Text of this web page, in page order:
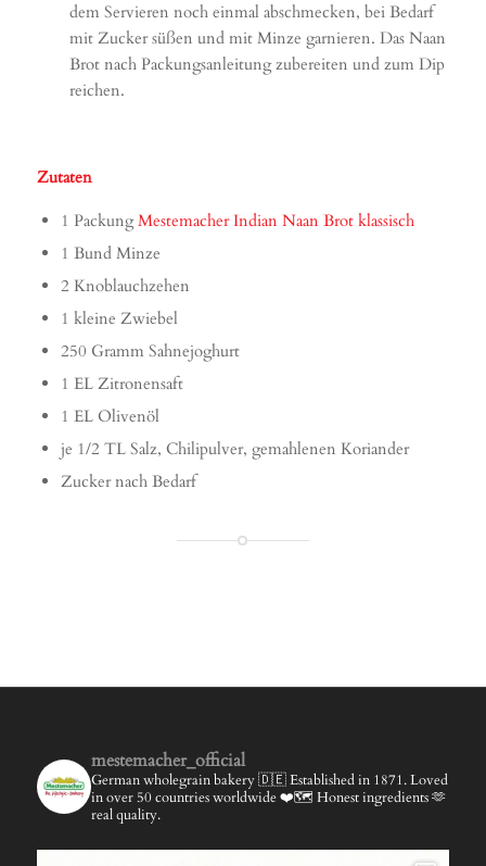
dem Servieren noch einmal abschmecken, bei Bedarf
mit Zucker süßen und mit Minze garnieren. Das Naan
Brot nach Packungsanleitung zubereiten und zum Dip
reichen.
Zutaten
1 PackungMestemacher Indian Naan Brot klassisch
1 Bund Minze
2 Knoblauchzehen
1 kleine Zwiebel
250 Gramm Sahnejoghurt
1 EL Zitronensaft
1 EL Olivenöl
je 1/2 TL Salz, Chilipulver, gemahlenen Koriander
Zucker nach Bedarf
mestemacher_official
German wholegrain bakery 🇩🇪Established in 1871.Loved
in over 50 countries worldwide ❤️🗺️ Honest ingredients 🫶
real quality.